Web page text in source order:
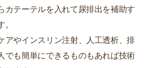
カテーテルを入れて尿排出を補助す
アやインスリン注射、人工透析、排
でも簡単にできるものもあれば技術